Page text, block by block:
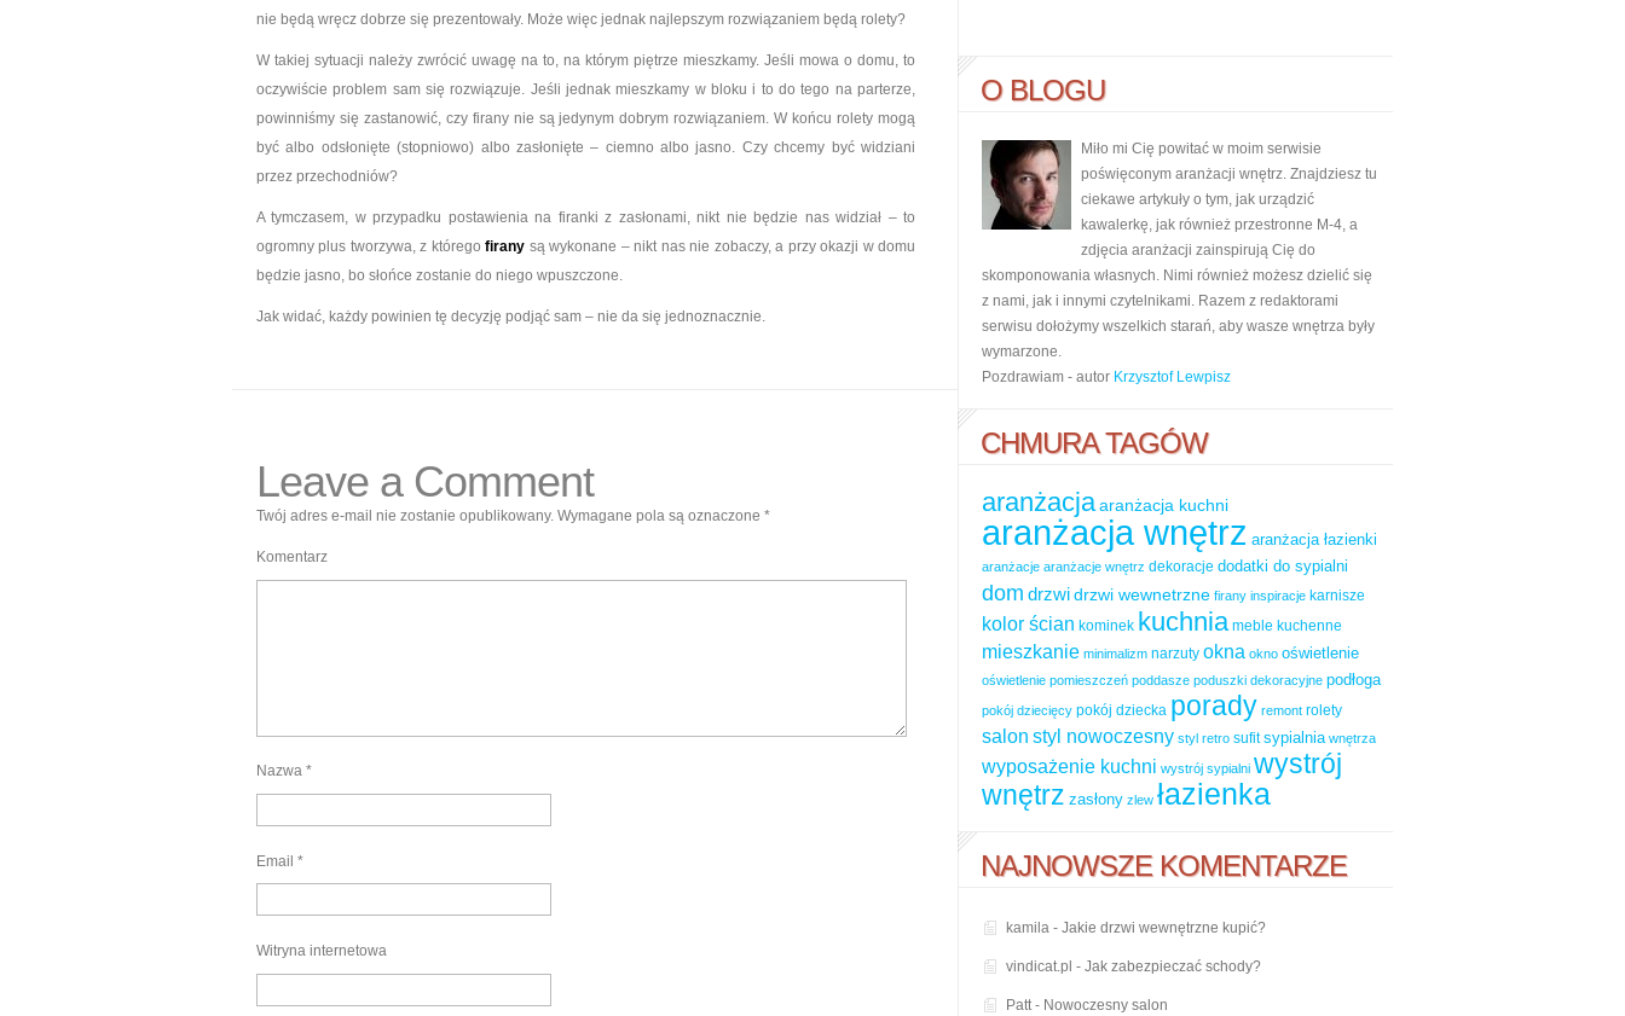
nie będą wręcz dobrze się prezentowały. Może więc jednak najlepszym rozwiązaniem będą rolety?
W takiej sytuacji należy zwrócić uwagę na to, na którym piętrze mieszkamy. Jeśli mowa o domu, to
oczywiście problem sam się rozwiązuje. Jeśli jednak mieszkamy w bloku i to do tego na parterze,
powinniśmy się zastanowić, czy firany nie są jedynym dobrym rozwiązaniem. W końcu rolety mogą
być albo odsłonięte (stopniowo) albo zasłonięte – ciemno albo jasno. Czy chcemy być widziani
przez przechodniów?
A tymczasem, w przypadku postawienia na firanki z zasłonami, nikt nie będzie nas widział – to
ogromny plus tworzywa, z któregofirany są wykonane – nikt nas nie zobaczy, a przy okazji w domu
będzie jasno, bo słońce zostanie do niego wpuszczone.
Jak widać, każdy powinien tę decyzję podjąć sam – nie da się jednoznacznie.
Leave a Comment
Twój adres e-mail nie zostanie opublikowany. Wymagane pola są oznaczone *
Komentarz
Nazwa *
Email *
Witryna internetowa
O BLOGU
Miło mi Cię powitać w moim serwisie
poświęconym aranżacji wnętrz. Znajdziesz tu
ciekawe artykuły o tym, jak urządzić
kawalerkę, jak również przestronne M-4, a
zdjęcia aranżacji zainspirują Cię do
skomponowania własnych. Nimi również możesz dzielić się
z nami, jak i innymi czytelnikami. Razem z redaktorami
serwisu dołożymy wszelkich starań, aby wasze wnętrza były
wymarzone.
Pozdrawiam - autor Krzysztof Lewpisz
CHMURA TAGÓW
aranżacjaaranżacja kuchni
aranżacja wnętrz aranżacja łazienki
aranżacje aranżacje wnętrz dekoracje dodatki do sypialni
dom drzwidrzwi wewnetrzne firany inspiracje karnisze
kolor ścian kominek kuchnia meble kuchenne
mieszkanie minimalizm narzuty okna okno oświetlenie
oświetlenie pomieszczeń poddasze poduszki dekoracyjne podłoga
pokój dziecięcy pokój dziecka porady remont rolety
salon styl nowoczesny styl retro sufit sypialnia wnętrza
wyposażenie kuchni wystrój sypialni wystrój
wnętrz zasłony zlew łazienka
NAJNOWSZE KOMENTARZE
kamila - Jakie drzwi wewnętrzne kupić?
vindicat.pl - Jak zabezpieczać schody?
Patt- Nowoczesny salon